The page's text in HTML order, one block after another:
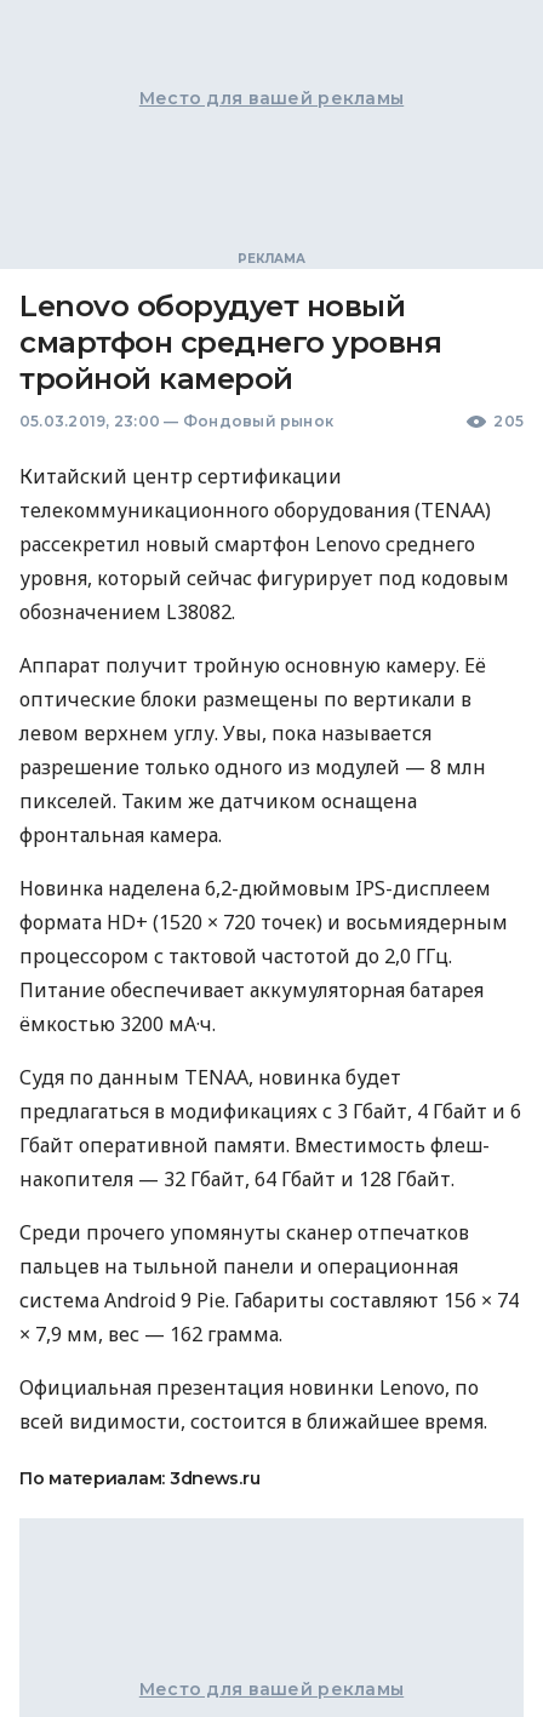
Место для вашей рекламы
Lenovo оборудует новый
смартфон среднего уровня
тройной камерой
05.03.2019, 23:00 — Фондовый рынок 205
Китайский центр сертификации
телекоммуникационного оборудования (TENAA)
рассекретил новый смартфон Lenovo среднего
уровня, который сейчас фигурирует под кодовым
обозначением L38082.
Аппарат получит тройную основную камеру. Её
оптические блоки размещены по вертикали в
левом верхнем углу. Увы, пока называется
разрешение только одного из модулей — 8 млн
пикселей. Таким же датчиком оснащена
фронтальная камера.
Новинка наделена 6,2-дюймовым IPS-дисплеем
формата HD+ (1520 × 720 точек) и восьмиядерным
процессором с тактовой частотой до 2,0 ГГц.
Питание обеспечивает аккумуляторная батарея
ёмкостью 3200 мА·ч.
Судя по данным TENAA, новинка будет
предлагаться в модификациях с 3 Гбайт, 4 Гбайт и 6
Гбайт оперативной памяти. Вместимость флеш-
накопителя — 32 Гбайт, 64 Гбайт и 128 Гбайт.
Среди прочего упомянуты сканер отпечатков
пальцев на тыльной панели и операционная
система Android 9 Pie. Габариты составляют 156 × 74
× 7,9 мм, вес — 162 грамма.
Официальная презентация новинки Lenovo, по
всей видимости, состоится в ближайшее время.
По материалам: 3dnews.ru
Место для вашей рекламы